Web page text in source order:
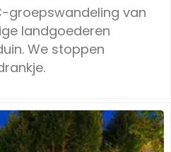
groepswandeling van
landgoederen
We stoppen